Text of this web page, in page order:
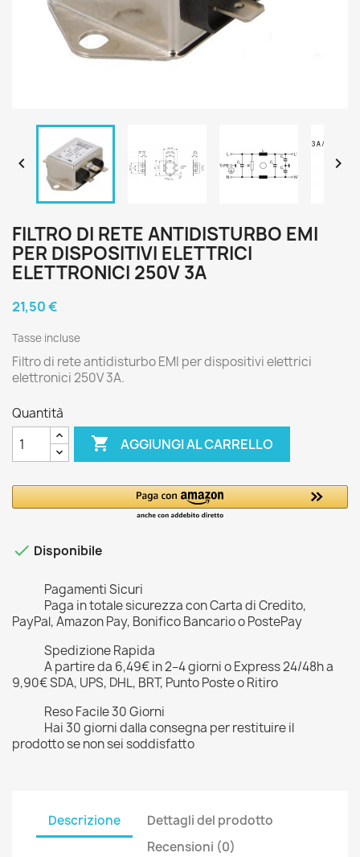
 
FILTRO DI RETE ANTIDISTURBO EMI
PER DISPOSITIVI ELETTRICI
ELETTRONICI 250V 3A
21,50 €
Tasse incluse
Filtro di rete antidisturbo EMI per dispositivi elettrici
elettronici 250V 3A.
Quantità
 AGGIUNGI AL CARRELLO
 Disponibile
Pagamenti Sicuri
Paga in totale sicurezza con Carta di Credito,
PayPal, Amazon Pay, Bonifico Bancario o PostePay
Spedizione Rapida
A partire da 6,49€ in 2–4 giorni o Express 24/48h a
9,90€ SDA, UPS, DHL, BRT, Punto Poste o Ritiro
Reso Facile 30 Giorni
Hai 30 giorni dalla consegna per restituire il
prodotto se non sei soddisfatto
Descrizione
Dettagli del prodotto
Recensioni (0)